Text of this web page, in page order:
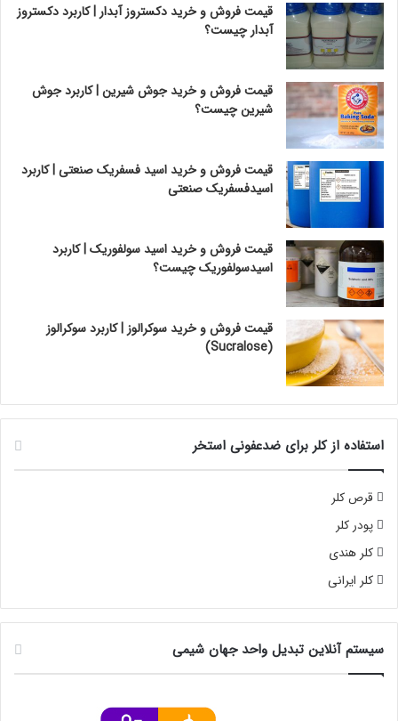
قیمت فروش و خرید دکستروز آبدار | کاربرد دکستروز
آبدار چیست؟
قیمت فروش و خرید جوش شیرین | کاربرد جوش
شیرین چیست؟
قیمت فروش و خرید اسید فسفریک صنعتی | کاربرد
اسیدفسفریک صنعتی
قیمت فروش و خرید اسید سولفوریک | کاربرد
اسیدسولفوریک چیست؟
قیمت فروش و خرید سوکرالوز | کاربرد سوکرالوز
(Sucralose)
استفاده از کلر برای ضدعفونی استخر
قرص کلر
پودر کلر
کلر هندی
کلر ایرانی
سیستم آنلاین تبدیل واحد جهان شیمی